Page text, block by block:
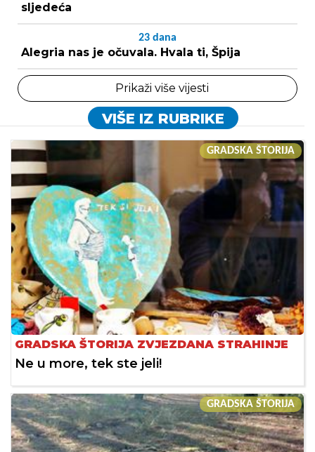
sljedeća
23 dana
Alegria nas je očuvala. Hvala ti, Špija
Prikaži više vijesti
VIŠE IZ RUBRIKE
GRADSKA ŠTORIJA
GRADSKA ŠTORIJA ZVJEZDANA STRAHINJE
Ne u more, tek ste jeli!
GRADSKA ŠTORIJA